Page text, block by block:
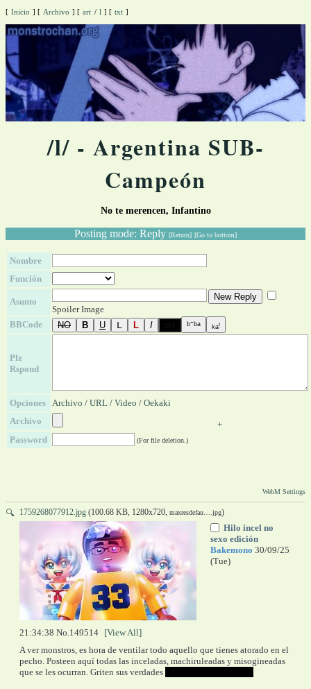
[ Inicio ] [ Archivo ] [ art / l ] [ txt ]
/l/ - Argentina SUB-
Campeón
No te merencen, Infantino
Posting mode: Reply [Return] [Go to bottom]
Nombre
Función
Asunto
Spoiler Image
BBCode
Plz
Rspond
Opciones Archivo / URL / Video / Oekaki
Archivo
+
Password
(For file deletion.)
WebM Settings
🔍 1759268077912.jpg (100.68 KB, 1280x720, maxresdefau….jpg)
Hilo incel no
sexo edición
Bakemono 30/09/25
(Tue)
21:34:38 No.149514 [View All]
A ver monstros, es hora de ventilar todo aquello que tienes atorado en el
pecho. Posteen aquí todas las inceladas, machiruleadas y misogineadas
que se les ocurran. Griten sus verdades